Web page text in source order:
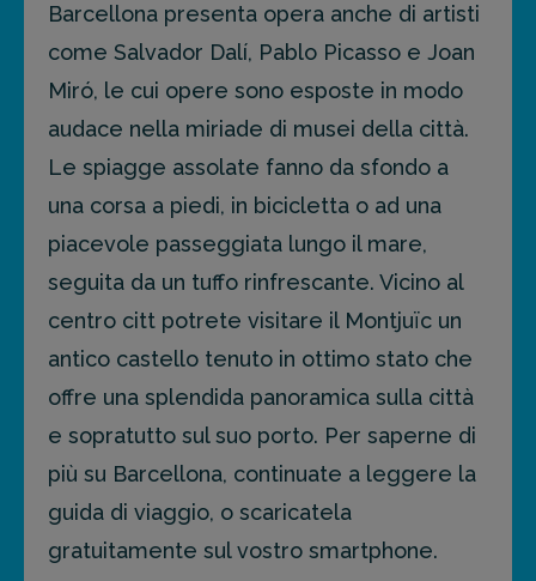
Barcellona presenta opera anche di artisti
come Salvador Dalí, Pablo Picasso e Joan
Miró, le cui opere sono esposte in modo
audace nella miriade di musei della città.
Le spiagge assolate fanno da sfondo a
una corsa a piedi, in bicicletta o ad una
piacevole passeggiata lungo il mare,
seguita da un tuffo rinfrescante. Vicino al
centro citt potrete visitare il Montjuïc un
antico castello tenuto in ottimo stato che
offre una splendida panoramica sulla città
e sopratutto sul suo porto. Per saperne di
più su Barcellona, continuate a leggere la
guida di viaggio, o scaricatela
gratuitamente sul vostro smartphone.